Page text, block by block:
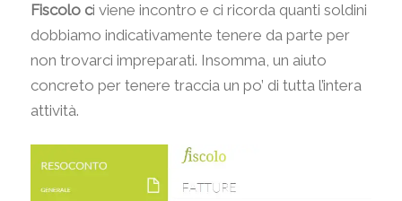
Fiscolo ci viene incontro e ci ricorda quanti soldini
dobbiamo indicativamente tenere da parte per
non trovarci impreparati. Insomma, un aiuto
concreto per tenere traccia un po’ di tutta l’intera
attività.